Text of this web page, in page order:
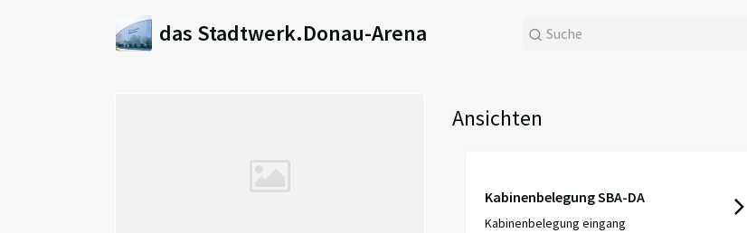
das Stadtwerk.Donau-Arena
Ansichten
Kabinenbelegung SBA-DA
Kabinenbelegung eingang